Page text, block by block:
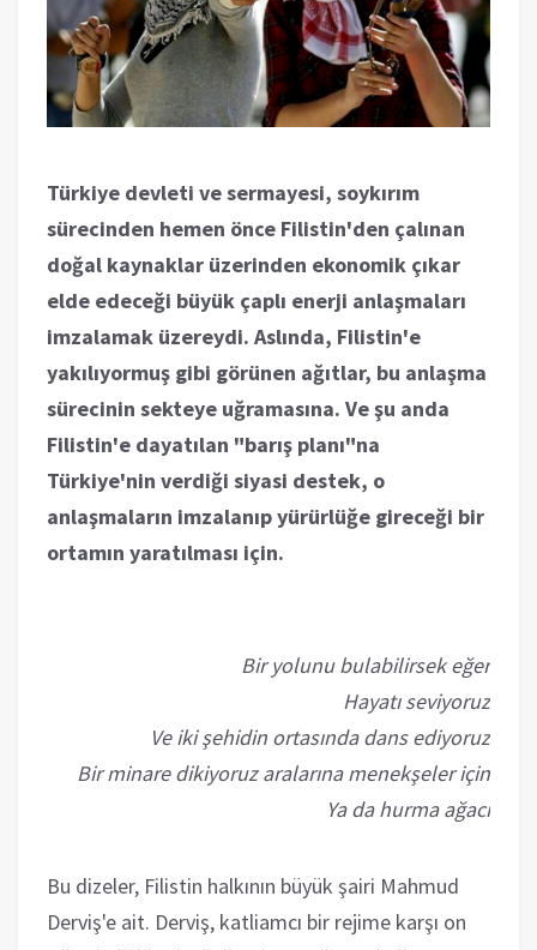
Türkiye devleti ve sermayesi, soykırım
sürecinden hemen önce Filistin'den çalınan
doğal kaynaklar üzerinden ekonomik çıkar
elde edeceği büyük çaplı enerji anlaşmaları
imzalamak üzereydi. Aslında, Filistin'e
yakılıyormuş gibi görünen ağıtlar, bu anlaşma
sürecinin sekteye uğramasına. Ve şu anda
Filistin'e dayatılan "barış planı"na
Türkiye'nin verdiği siyasi destek, o
anlaşmaların imzalanıp yürürlüğe gireceği bir
ortamın yaratılması için.
Bir yolunu bulabilirsek eğer
Hayatı seviyoruz
Ve iki şehidin ortasında dans ediyoruz
Bir minare dikiyoruz aralarına menekşeler için
Ya da hurma ağacı
Bu dizeler, Filistin halkının büyük şairi Mahmud
Derviş'e ait. Derviş, katliamcı bir rejime karşı on